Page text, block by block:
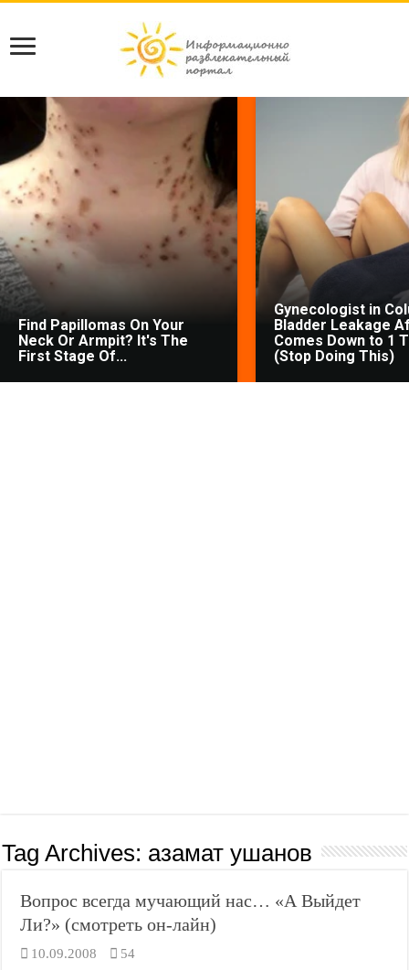
Find Papillomas On Your
Neck Or Armpit? It's The
First Stage Of...
Gynecologist in
Bladder Leakage
Comes Down to 1
(Stop Doing This)
Tag Archives: азамат ушанов
Вопрос всегда мучающий нас… «А Выйдет
Ли?» (смотреть он-лайн)
10.09.2008 54